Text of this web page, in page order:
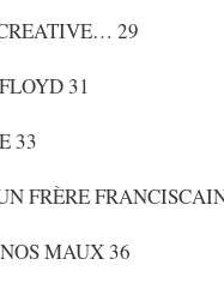
29
31
33
FRÈRE
MAUX 36